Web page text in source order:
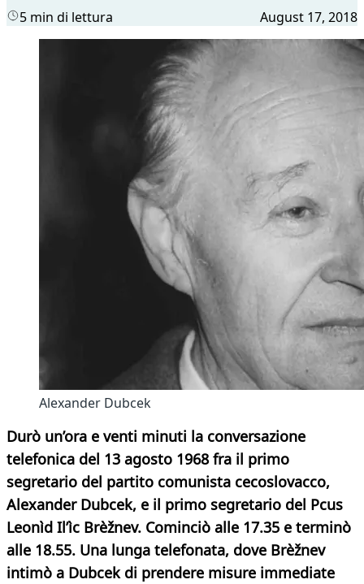
5 min di lettura August 17, 2018
Alexander Dubcek
Durò un’ora e venti minuti la conversazione
telefonica del 13 agosto 1968 fra il primo
segretario del partito comunista cecoslovacco,
Alexander Dubcek, e il primo segretario del Pcus
Leonìd Il’ìc Brèžnev. Cominciò alle 17.35 e terminò
alle 18.55. Una lunga telefonata, dove Brèžnev
intimò a Dubcek di prendere misure immediate